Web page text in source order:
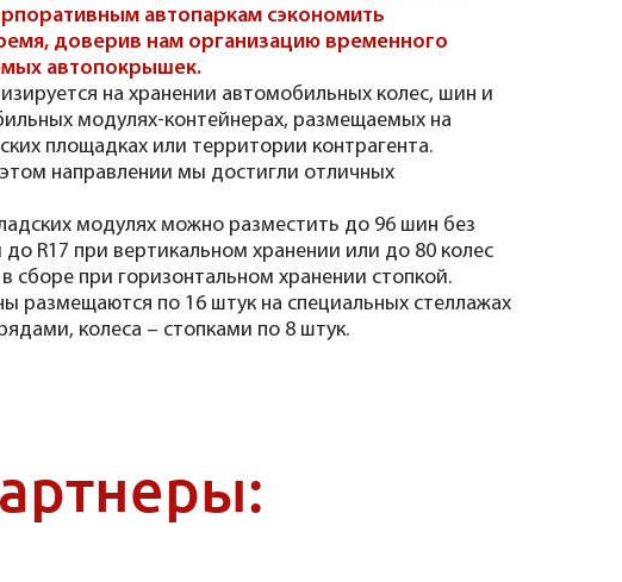
автопаркам сэкономить
доверив нам организацию временного
автопокрышек.
на хранении автомобильных колес, шин и
модулях-контейнерах, размещаемых на
площадках или территории контрагента.
направлении мы достигли отличных
модулях можно разместить до 96 шин без
R17 при вертикальном хранении или до 80 колес
сборе при горизонтальном хранении стопкой.
размещаются по 16 штук на специальных стеллажах
колеса – стопками по 8 штук.